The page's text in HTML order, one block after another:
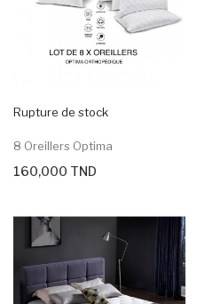
Rupture de stock
8 Oreillers Optima
160,000 TND